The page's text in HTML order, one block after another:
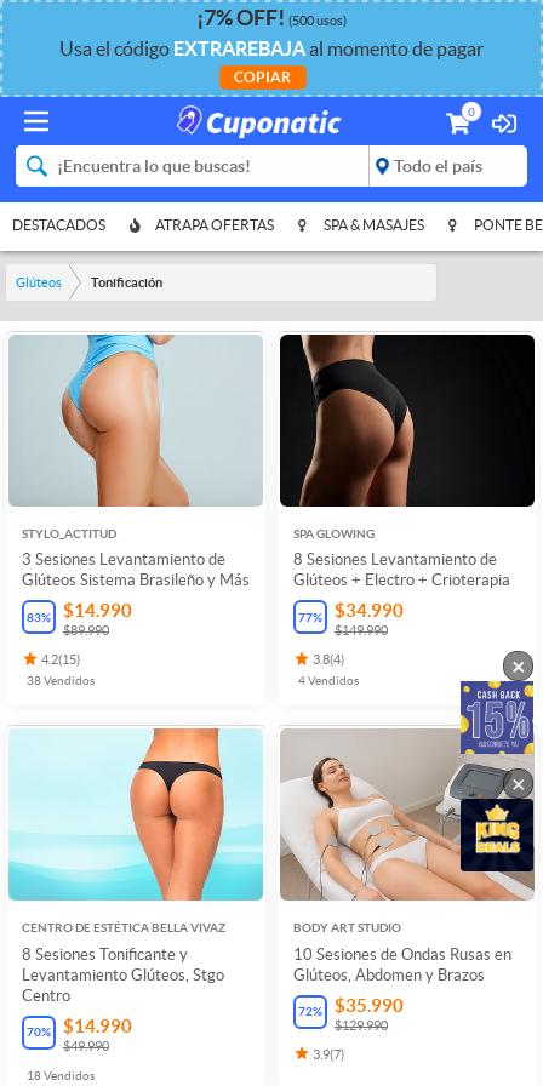
¡7%OFF! (500 usos)
Usa el código EXTRAREBAJAal momento de pagar
COPIAR
0
DESTACADOS ATRAPA OFERTAS SPA & MASAJES PONTE
Glúteos Tonificación
STYLO_ACTITUD
3 Sesiones Levantamiento de
Glúteos Sistema Brasileño y Más
83% $14.990
$89.990
4.2(15)
38Vendidos
SPA GLOWING
8 Sesiones Levantamiento de
Glúteos + Electro + Crioterapia
77% $34.990
$149.990
3.8(4)
4Vendidos
CENTRO DE ESTÉTICA BELLA VIVAZ
8 Sesiones Tonificante y
Levantamiento Glúteos, Stgo
Centro
70% $14.990
$49.990
18Vendidos
BODY ART STUDIO
10 Sesiones de Ondas Rusas en
Glúteos, Abdomen y Brazos
72% $35.990
$129.990
3.9(7)
×
×